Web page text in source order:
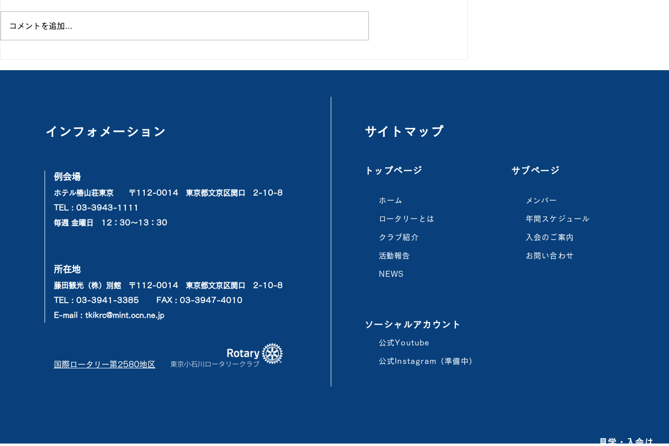
コメントを追加…
見学・入会は​
インフォメーション
例会場
ホテル椿山荘東京 〒112-0014 東京都文京区関口 2-10-8
TEL : 03-3943-1111
毎週 金曜日 12：30〜13：30
所在地
藤田観光（株）別館 〒112-0014 東京都文京区関口 2-10-8
TEL : 03-3941-3385FAX : 03-3947-4010
E-mail : tkikrc@mint.ocn.ne.jp
国際ロータリー第2580地区
​サイトマップ
トップページ
ホーム
​ロータリーとは
クラブ紹介
​活動報告
NEWS
ソーシャルアカウント
公式Youtube
公式Instagram（準備中）
サブページ
​メンバー
年間スケジュール
入会のご案内
お問い合わせ